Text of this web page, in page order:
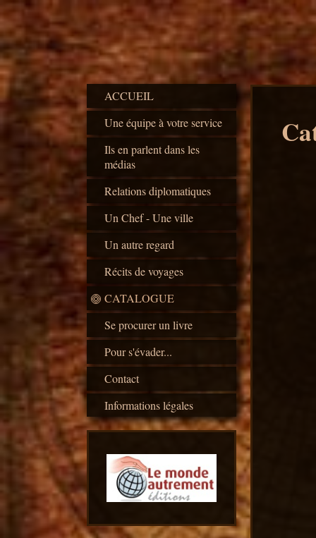
ACCUEIL
Une équipe à votre service
Ils en parlent dans les
médias
Relations diplomatiques
Un Chef - Une ville
Un autre regard
Récits de voyages
CATALOGUE
Se procurer un livre
Pour s'évader...
Contact
Informations légales